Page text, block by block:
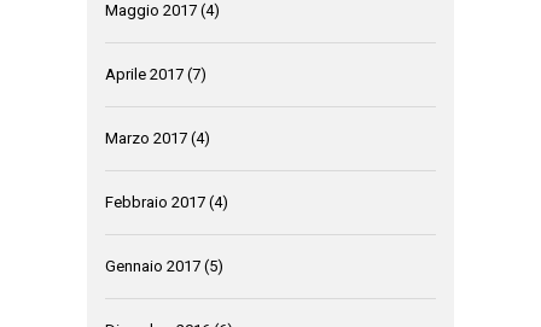
Maggio 2017 (4)
Aprile 2017 (7)
Marzo 2017 (4)
Febbraio 2017 (4)
Gennaio 2017 (5)